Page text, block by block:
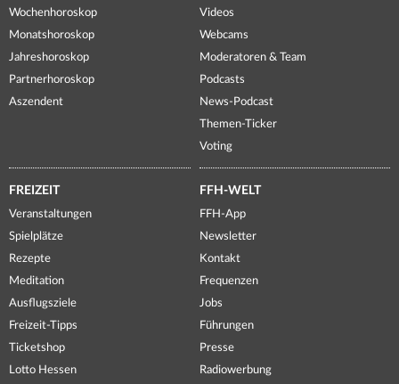
Wochenhoroskop
Monatshoroskop
Jahreshoroskop
Partnerhoroskop
Aszendent
Videos
Webcams
Moderatoren & Team
Podcasts
News-Podcast
Themen-Ticker
Voting
FREIZEIT
Veranstaltungen
Spielplätze
Rezepte
Meditation
Ausflugsziele
Freizeit-Tipps
Ticketshop
Lotto Hessen
FFH-WELT
FFH-App
Newsletter
Kontakt
Frequenzen
Jobs
Führungen
Presse
Radiowerbung